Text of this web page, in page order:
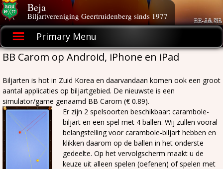
Beja
Biljartvereniging Geertruidenberg sinds 1977
Primary Menu
BB Carom op Android, iPhone en iPad
Biljarten is hot in Zuid Korea en daarvandaan komen ook een groot
aantal applicaties op biljartgebied. De nieuwste is een
simulator/game genaamd BB Carom (€ 0.89).
Er zijn 2 spelsoorten beschikbaar: carambole-
biljart en een spel met 4 ballen. Wij zullen vooral
belangstelling voor carambole-biljart hebben en
klikken daarom op de ballen in het onderste
gedeelte. Op het vervolgscherm maakt u de
keuze uit alleen spelen (oefenen) of spelen met